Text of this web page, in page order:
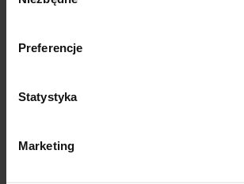
Preferencje
Statystyka
Marketing